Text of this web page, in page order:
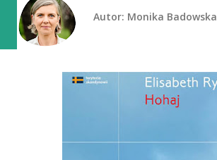
Autor: Monika Badowska